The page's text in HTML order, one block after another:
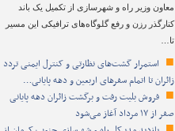
معاون وزیر راه و شهرسازی از تکمیل یک باند
کنارگذر رزن و رفع گلوگاه‌های ترافیکی این مسیر
تا…
استمرار گشت‌های نظارتی و کنترل ایمنی تردد
زائران تا اتمام سفرهای اربعین و دهه پایانی…
فروش بلیت رفت و برگشت زائران دهه پایانی
صفر از ۱۷ مرداد آغاز می‌شود